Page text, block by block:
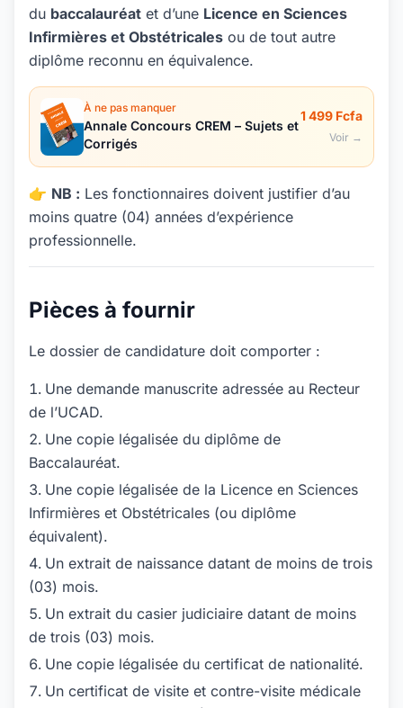
du baccalauréat et d’une Licence en Sciences
Infirmières et Obstétricales ou de tout autre
diplôme reconnu en équivalence.
À ne pas manquer
Annale Concours CREM – Sujets et
Corrigés
1 499 Fcfa
Voir →
👉 NB : Les fonctionnaires doivent justifier d’au
moins quatre (04) années d’expérience
professionnelle.
Pièces à fournir
Le dossier de candidature doit comporter :
Une demande manuscrite adressée au Recteur
de l’UCAD.
Une copie légalisée du diplôme de
Baccalauréat.
Une copie légalisée de la Licence en Sciences
Infirmières et Obstétricales (ou diplôme
équivalent).
Un extrait de naissance datant de moins de trois
(03) mois.
Un extrait du casier judiciaire datant de moins
de trois (03) mois.
Une copie légalisée du certificat de nationalité.
Un certificat de visite et contre-visite médicale